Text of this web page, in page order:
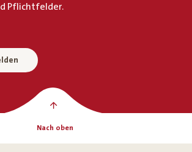
Pflichtfelder.
Nach oben